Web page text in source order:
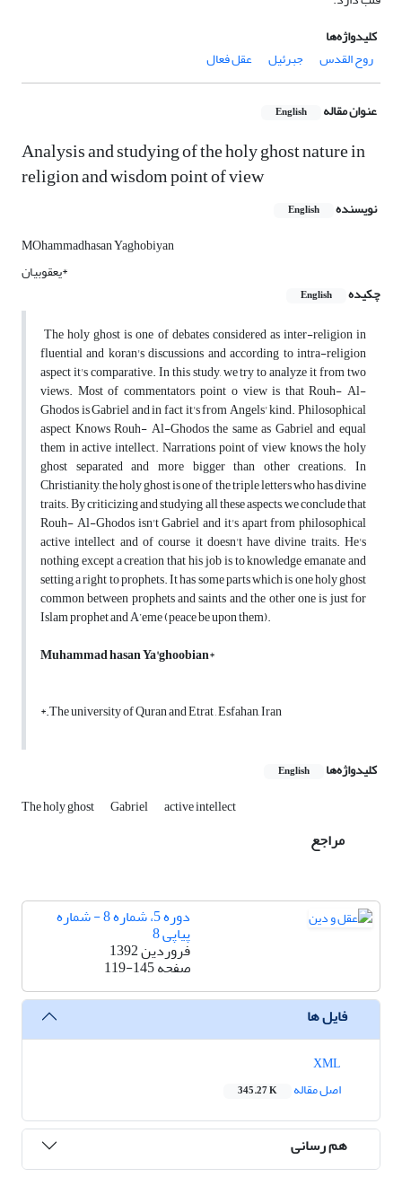
کلیدواژه‌ها
روح القدس
جبرئیل عقل فعال
عنوان مقاله English
Analysis and studying of the holy ghost nature in
religion and wisdom point of view
نویسنده English
MOhammadhasan Yaghobiyan
یعقوبیان*
چکیده
English
The holy ghost is one of debates considered as inter-religion in
fluential and koran's discussions and according to intra-religion
aspect it's comparative. In this study, we try to analyze it from two
views. Most of commentators, point o view is that Rouh- Al-
Ghodos is Gabriel and in fact it's from Angels' kind. Philosophical
aspect Knows Rouh- Al-Ghodos the same as Gabriel and equal
them in active intellect. Narrations point of view knows the holy
ghost separated and more bigger than other creations. In
Christianity, the holy ghost is one of the triple letters who has divine
traits. By criticizing and studying all these aspects, we conclude that
Rouh- Al-Ghodos isn't Gabriel and it's apart from philosophical
active intellect and of course it doesn't have divine traits. He's
nothing except a creation that his job is to knowledge emanate and
setting a right to prophets. It has some parts which is one holy ghost
common between prophets and saints and the other one is just for
Islam prophet and A’eme (peace be upon them).
Muhammad hasan Ya'ghoobian*
*.The university of Quran and Etrat , Esfahan, Iran
کلیدواژه‌ها English
The holy ghost Gabriel active intellect
مراجع
دوره 5، شماره 8 - شماره
پیاپی 8
فروردین 1392
صفحه119-145
فایل ها
اصل مقاله
345.27 K
هم رسانی